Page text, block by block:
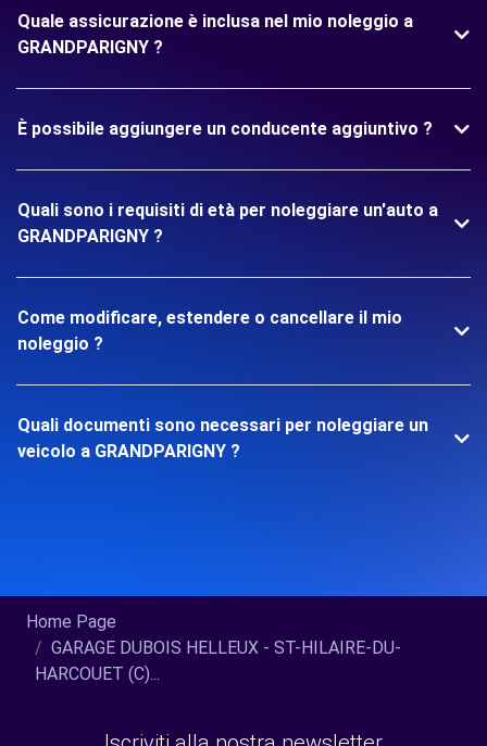
Quale assicurazione è inclusa nel mio noleggio a
GRANDPARIGNY ?
È possibile aggiungere un conducente aggiuntivo ?
Quali sono i requisiti di età per noleggiare un'auto a
GRANDPARIGNY ?
Come modificare, estendere o cancellare il mio
noleggio ?
Quali documenti sono necessari per noleggiare un
veicolo a GRANDPARIGNY ?
Home Page
GARAGE DUBOIS HELLEUX - ST-HILAIRE-DU-
HARCOUET (C)...